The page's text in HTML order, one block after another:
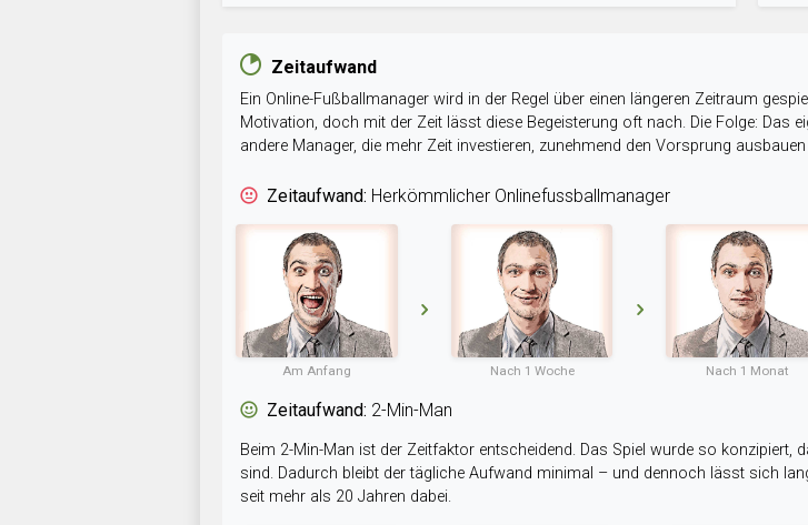
Zeitaufwand
Ein Online-Fußballmanager wird in der Regel über einen längeren Zeitraum
Motivation, doch mit der Zeit lässt diese Begeisterung oft nach. Die Folge: Das
andere Manager, die mehr Zeit investieren, zunehmend den Vorsprung
Zeitaufwand: Herkömmlicher Onlinefussballmanager
Am Anfang Nach 1 Woche Nach 1 Monat
Zeitaufwand: 2-Min-Man
Beim 2-Min-Man ist der Zeitfaktor entscheidend. Das Spiel wurde so konzipiert,
sind. Dadurch bleibt der tägliche Aufwand minimal – und dennoch lässt sich
seit mehr als 20 Jahren dabei.